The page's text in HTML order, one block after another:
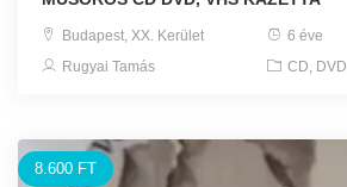
Budapest, XX. Kerület
6 éve
Rugyai Tamás
CD, DVD
8.600 FT